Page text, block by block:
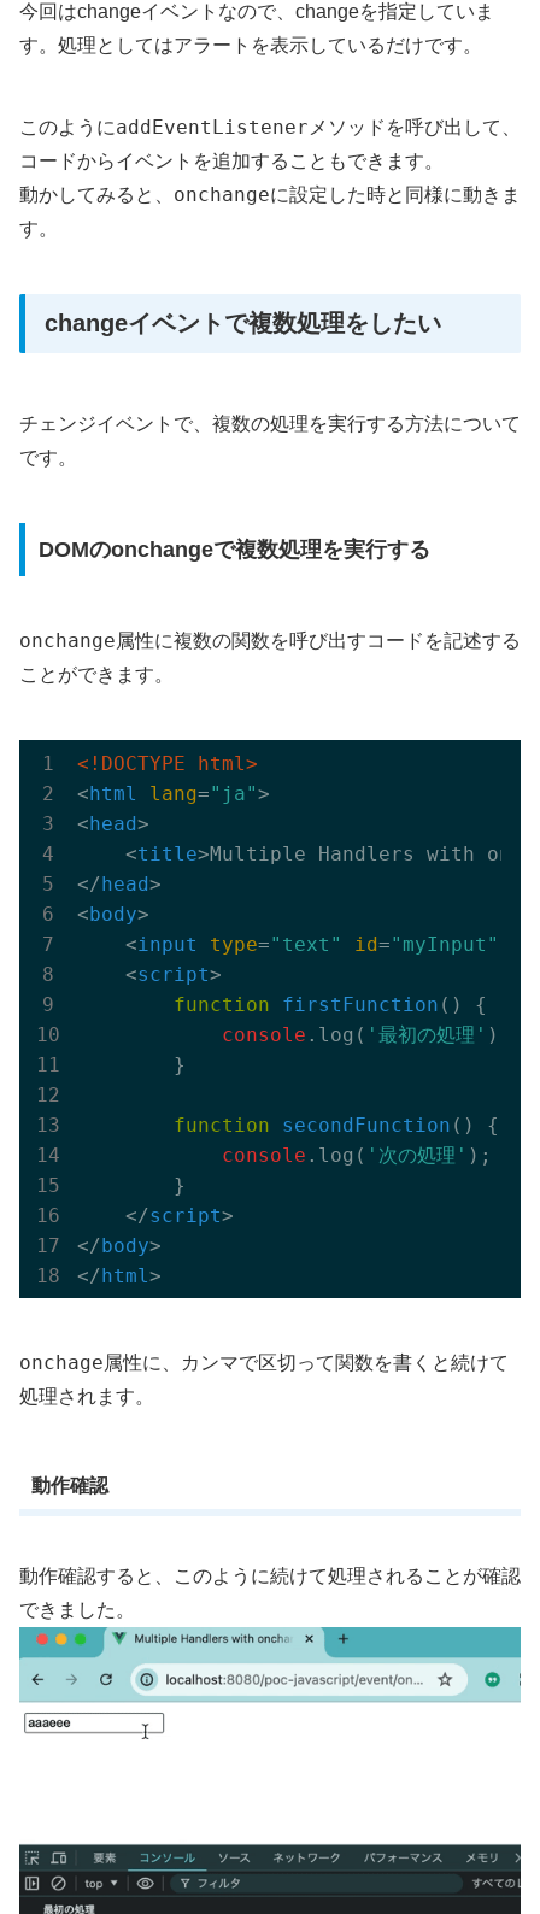
今回はchangeイベントなので、changeを指定していま
す。処理としてはアラートを表示しているだけです。
このようにaddEventListener メソッドを呼び出して、
コードからイベントを追加することもできます。
動かしてみると、 onchangeに設定した時と同様に動きま
す。
changeイベントで複数処理をしたい
チェンジイベントで、複数の処理を実行する方法について
です。
DOMのonchangeで複数処理を実行する
onchange属性に複数の関数を呼び出すコードを記述する
ことができます。
<!DOCTYPE html>
<html lang="ja">
<head>
<title>Multiple Handlers with
</head>
<body>
<input type="text" id="myInput"
<script>
function
firstFunction ( ) {
console .log( '最初の処理' );
        }
function secondFunction ( ) {
console .log( '次の処理' );
        }
</script>
</body>
</html >
onchage属性に、カンマで区切って関数を書くと続けて
処理されます。
動作確認
動作確認すると、このように続けて処理されることが確認
できました。